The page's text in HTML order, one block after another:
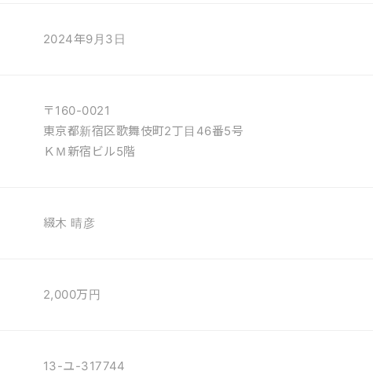
2024年9月3日
〒160-0021
東京都新宿区歌舞伎町2丁目46番5号
ＫＭ新宿ビル5階
綴木 晴彦
2,000万円
13-ユ-317744